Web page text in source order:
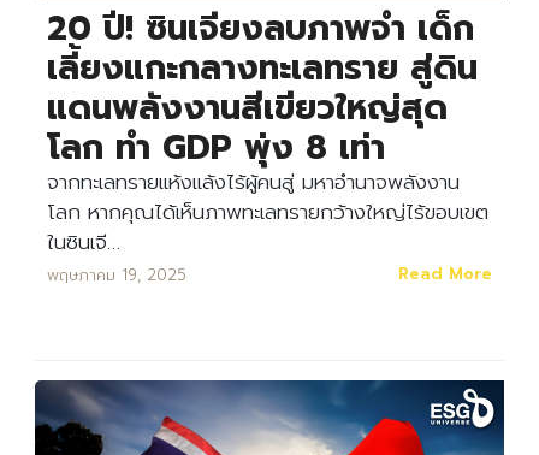
20 ปี! ซินเจียงลบภาพจำ เด็ก
เลี้ยงแกะกลางทะเลทราย สู่ดิน
แดนพลังงานสีเขียวใหญ่สุด
โลก ทำ GDP พุ่ง 8 เท่า
จากทะเลทรายแห้งแล้งไร้ผู้คนสู่ มหาอำนาจพลังงาน
โลก หากคุณได้เห็นภาพทะเลทรายกว้างใหญ่ไร้ขอบเขต
ในซินเจี…
พฤษภาคม 19, 2025 Read More